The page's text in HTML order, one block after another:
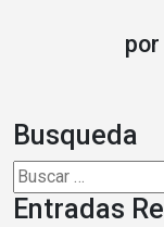
por
Busqueda
Buscar:
Entradas